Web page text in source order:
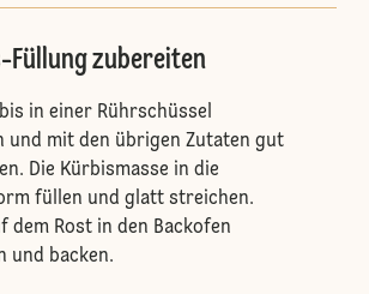
Füllung zubereiten
in einer Rührschüssel
und mit den übrigen Zutaten gut
Die Kürbismasse in die
füllen und glatt streichen.
dem Rost in den Backofen
und backen.